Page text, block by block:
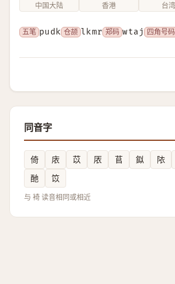
中国大陆 香港 台湾
五笔 pudk 仓颉 lkmr 郑码 wtaj 四角号码
同音字
倚 庡 苡 㕈 苢 鉯 䧇
酏
笖
与 裿 读音相同或相近